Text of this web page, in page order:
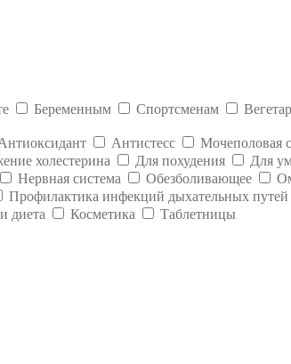
Беременным Спортсменам
Антистесс Мочеполовая
холестерина Для похудения Для
Нервная система Обезболивающее
Профилактика инфекций дыхательных путей
диета Косметика Таблетницы